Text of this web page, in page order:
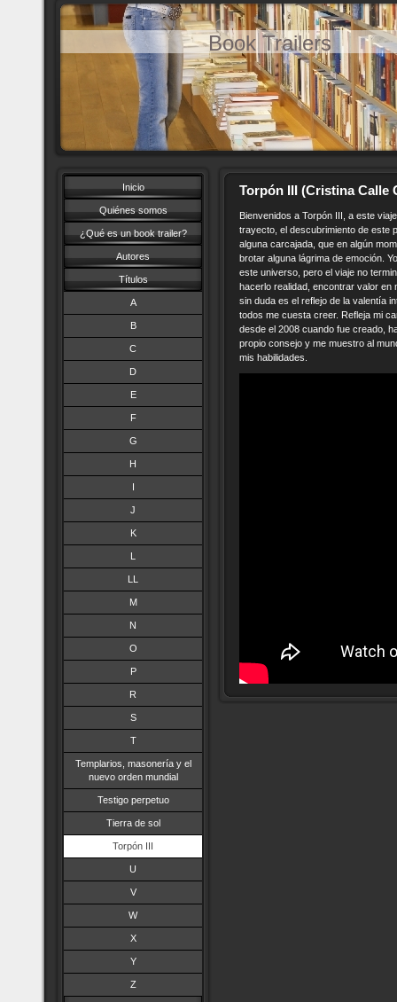
Book Trailers
Inicio
Quiénes somos
¿Qué es un book trailer?
Autores
Títulos
A
B
C
D
E
F
G
H
I
J
K
L
LL
M
N
O
P
R
S
T
Templarios, masonería y el
nuevo orden mundial
Testigo perpetuo
Tierra de sol
Torpón III
U
V
W
X
Y
Z
Torpón III (Cristina Calle
Bienvenidos a Torpón III, a este
trayecto, el descubrimiento de este
alguna carcajada, que en algún
brotar alguna lágrima de emoción.
este universo, pero el viaje no
hacerlo realidad, encontrar valor en
sin duda es el reflejo de la valentía
todos me cuesta creer. Refleja mi
desde el 2008 cuando fue creado,
propio consejo y me muestro al
mis habilidades.